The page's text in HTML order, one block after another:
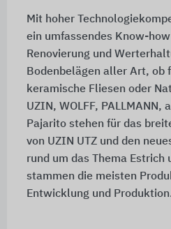
Mit hoher
ein umfassendes Know-
Renovierung und
Bodenbelägen aller Art, ob
keramische Fliesen oder
UZIN, WOLFF, PALLMANN,
Pajarito stehen für das
von UZIN UTZund den
rund um das Thema Estrich
stammen die meisten
Entwicklung und